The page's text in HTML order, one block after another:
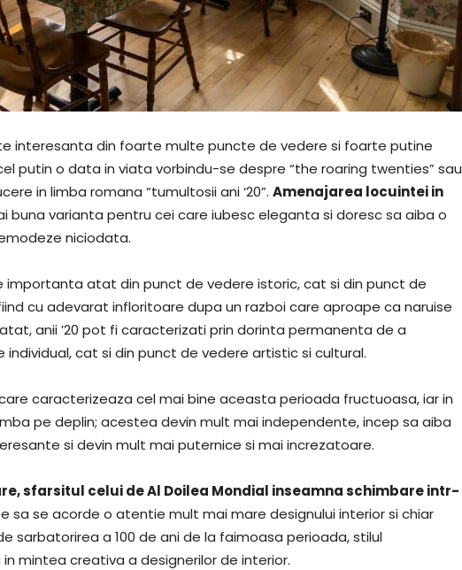
interesanta din foarte multe puncte de vedere si foarte putine
putin o data in viata vorbindu-se despre “the roaring twenties” sau
in limba romana “tumultosii ani ‘20”. Amenajarea locuintei in
buna varianta pentru cei care iubesc eleganta si doresc sa aiba o
niciodata.
atat din punct de vedere istoric, cat si din punct de
cu adevarat infloritoare dupa un razboi care aproape ca naruise
anii ’20 pot fi caracterizati prin dorinta permanenta de a
cat si din punct de vedere artistic si cultural.
caracterizeaza cel mai bine aceasta perioada fructuoasa, iar in
pe deplin; acestea devin mult mai independente, incep sa aiba
si devin mult mai puternice si mai increzatoare.
sfarsitul celui de Al Doilea Mondial inseamna schimbare intr-
sa se acorde o atentie mult mai mare designului interior si chiar
sarbatorirea a 100 de ani de la faimoasa perioada, stilul
mintea creativa a designerilor de interior.